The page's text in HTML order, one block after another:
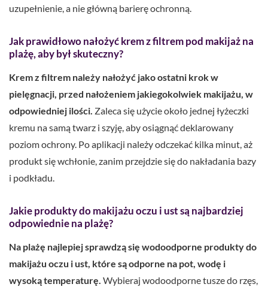
uzupełnienie, a nie główną barierę ochronną.
Jak prawidłowo nałożyć krem z filtrem pod makijaż na
plażę, aby był skuteczny?
Krem z filtrem należy nałożyć jako ostatni krok w
pielęgnacji, przed nałożeniem jakiegokolwiek makijażu, w
odpowiedniej ilości. Zaleca się użycie około jednej łyżeczki
kremu na samą twarz i szyję, aby osiągnąć deklarowany
poziom ochrony. Po aplikacji należy odczekać kilka minut, aż
produkt się wchłonie, zanim przejdzie się do nakładania bazy
i podkładu.
Jakie produkty do makijażu oczu i ust są najbardziej
odpowiednie na plażę?
Na plażę najlepiej sprawdzą się wodoodporne produkty do
makijażu oczu i ust, które są odporne na pot, wodę i
wysoką temperaturę. Wybieraj wodoodporne tusze do rzęs,